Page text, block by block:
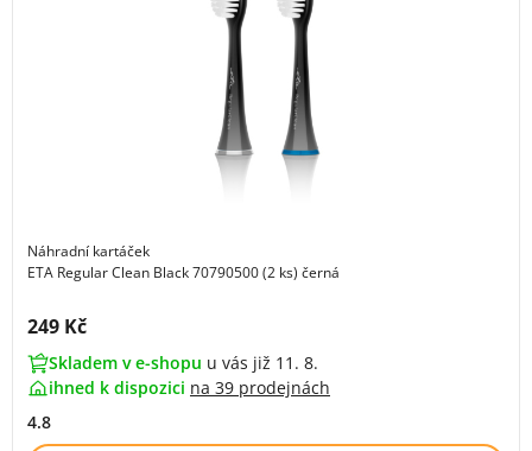
Náhradní kartáček
ETA Regular Clean Black 70790500 (2 ks) černá
Cena s DPH:
249 Kč
Skladem v e-shopu u vás již 11. 8.
ihned k dispozici na 39 prodejnách
4.8